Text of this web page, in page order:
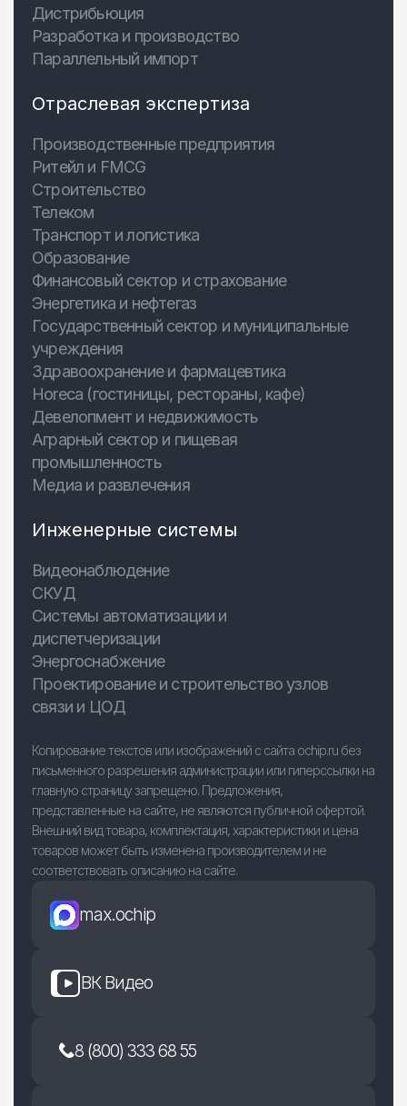
Дистрибьюция
Разработка и производство
Параллельный импорт
Отраслевая экспертиза
Производственные предприятия
Ритейл и FMCG
Строительство
Телеком
Транспорт и логистика
Образование
Финансовый сектор и страхование
Энергетика и нефтегаз
Государственный сектор и муниципальные
учреждения
Здравоохранение и фармацевтика
Horeca (гостиницы, рестораны, кафе)
Девелопмент и недвижимость
Аграрный сектор и пищевая
промышленность
Медиа и развлечения
Инженерные системы
Видеонаблюдение
СКУД
Системы автоматизации и
диспетчеризации
Энергоснабжение
Проектирование и строительство узлов
связи и ЦОД
Копирование текстов или изображений с сайта ochip.ru без
письменного разрешения администрации или гиперссылки на
главную страницу запрещено. Предложения,
представленные на сайте, не являются публичной офертой.
Внешний вид товара, комплектация, характеристики и цена
товаров может быть изменена производителем и не
соответствовать описанию на сайте.
max.ochip
ВК Видео
8 (800) 333 68 55